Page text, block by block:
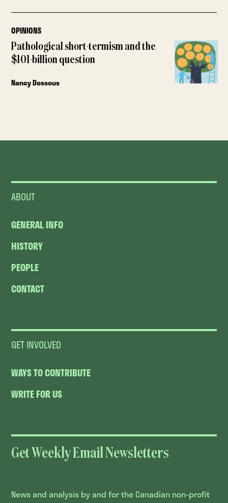
OPINIONS
Pathological short-termism and the
$101-billion question
Nancy Dossous
ABOUT
GENERAL INFO
HISTORY
PEOPLE
CONTACT
GET INVOLVED
WAYS TO CONTRIBUTE
WRITE FOR US
Get Weekly Email Newsletters
News and analysis by and for the Canadian non-profit